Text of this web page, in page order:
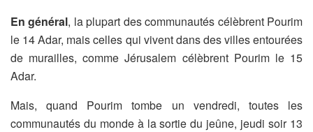
En général, la plupart des communautés célèbrent Pourim
le 14 Adar, mais celles qui vivent dans des villes entourées
de murailles, comme Jérusalem célèbrent Pourim le 15
Adar.
Mais, quand Pourim tombe un vendredi, toutes les
communautés du monde à la sortie du jeûne, jeudi soir 13